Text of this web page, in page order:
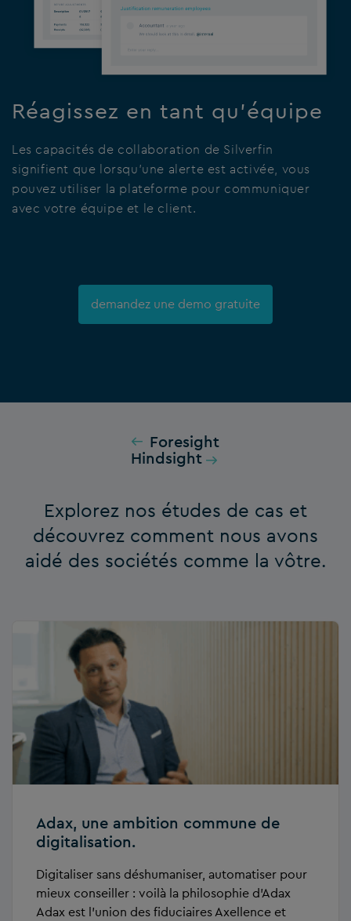
Réagissez en tant qu’équipe
Les capacités de collaboration de Silverfin
signifient que lorsqu’une alerte est activée, vous
pouvez utiliser la plateforme pour communiquer
avec votre équipe et le client.
demandez une demo gratuite
Foresight
Hindsight
Explorez nos études de cas et
découvrez comment nous avons
aidé des sociétés comme la vôtre.
Adax, une ambition commune de
digitalisation.
Digitaliser sans déshumaniser, automatiser pour
mieux conseiller : voilà la philosophie d’Adax
Adax est l’union des fiduciaires Axellence et